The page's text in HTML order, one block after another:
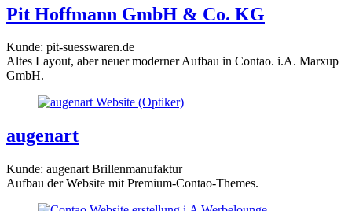
Pit Hoffmann GmbH & Co. KG
Kunde: pit-suesswaren.de
Altes Layout, aber neuer moderner Aufbau in Contao. i.A. Marxup
GmbH.
augenart
Kunde: augenart Brillenmanufaktur
Aufbau der Website mit Premium-Contao-Themes.